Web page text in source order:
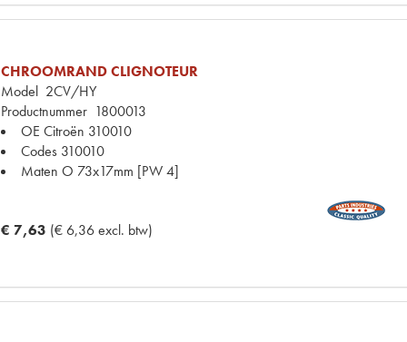
CHROOMRAND CLIGNOTEUR
Model 2CV/HY
Productnummer 1800013
OE Citroën 310010
Codes 310010
Maten O 73x17mm [PW 4]
€ 7,63 (€ 6,36 excl. btw)